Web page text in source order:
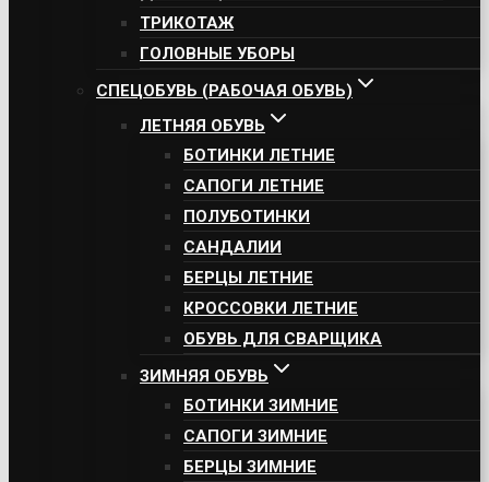
ТРИКОТАЖ
ГОЛОВНЫЕ УБОРЫ
СПЕЦОБУВЬ (РАБОЧАЯ ОБУВЬ)
ЛЕТНЯЯ ОБУВЬ
БОТИНКИ ЛЕТНИЕ
САПОГИ ЛЕТНИЕ
ПОЛУБОТИНКИ
САНДАЛИИ
БЕРЦЫ ЛЕТНИЕ
КРОССОВКИ ЛЕТНИЕ
ОБУВЬ ДЛЯ СВАРЩИКА
ЗИМНЯЯ ОБУВЬ
БОТИНКИ ЗИМНИЕ
САПОГИ ЗИМНИЕ
БЕРЦЫ ЗИМНИЕ